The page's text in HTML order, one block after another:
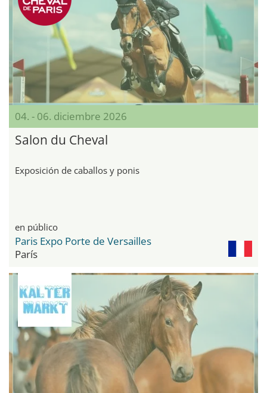
04. - 06. diciembre 2026
Salon du Cheval
Exposición de caballos y ponis
en público
Paris Expo Porte de Versailles
París